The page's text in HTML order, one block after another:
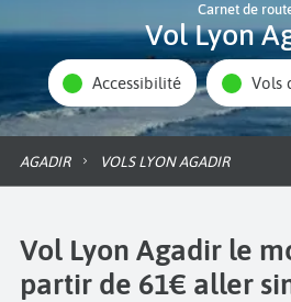
Carnet de
Vol Lyon
Accessibilité
AGADIR VOLS LYON AGADIR
Vol Lyon Agadir le
partir de 61€ aller